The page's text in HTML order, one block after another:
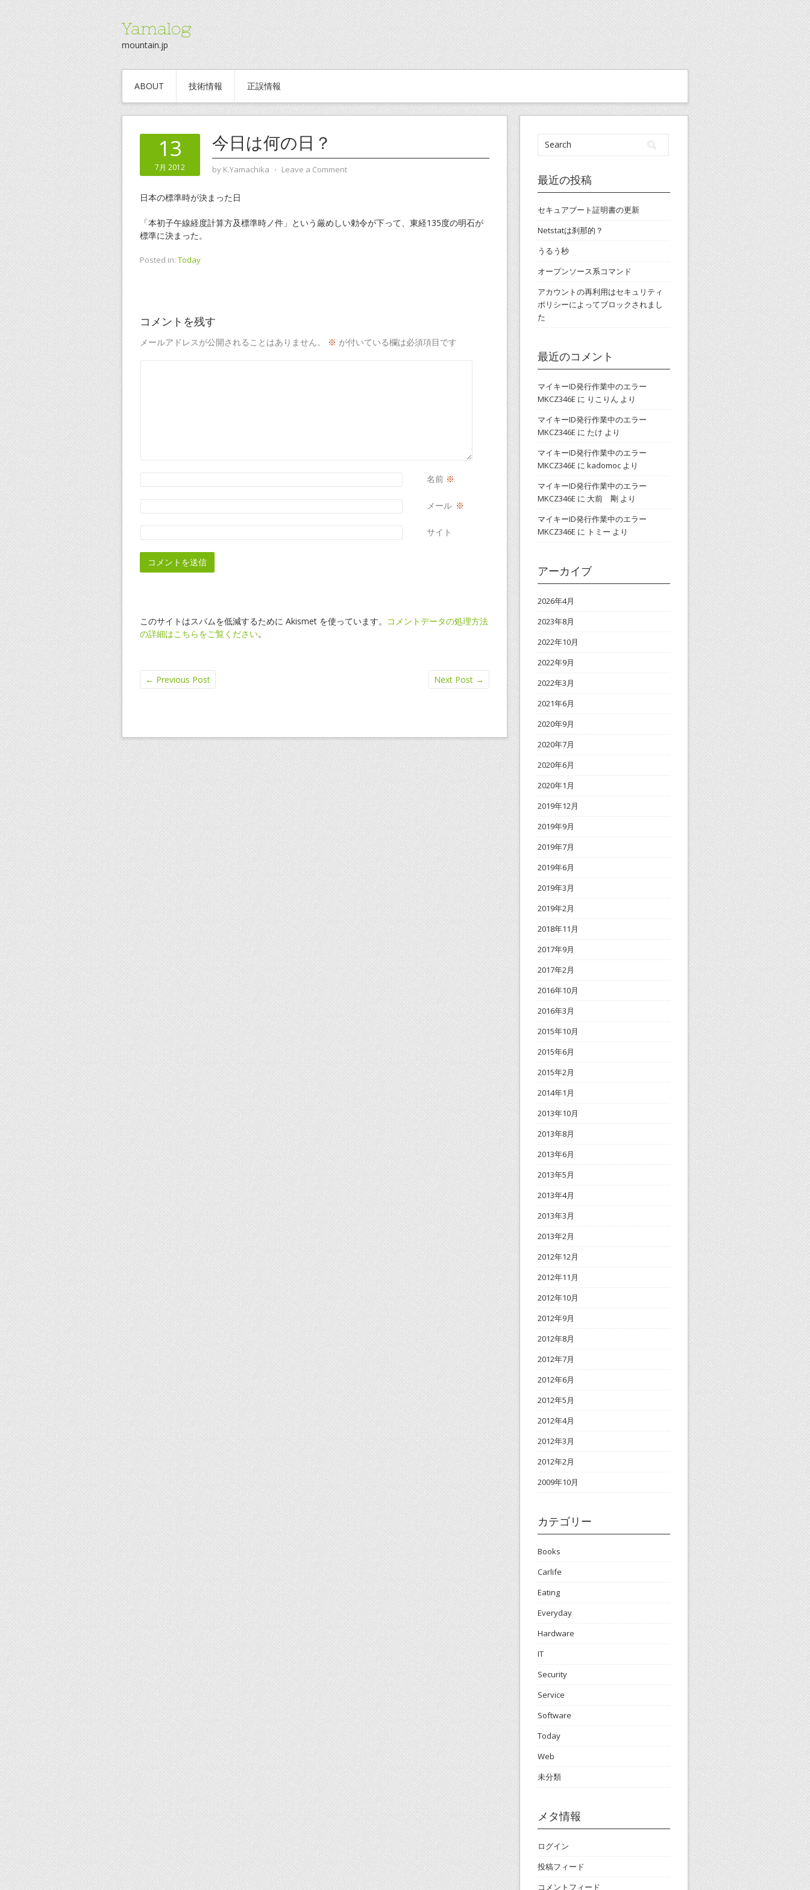
Yamalog
mountain.jp
ABOUT 技術情報 正誤情報
13
7月 2012
今日は何の日？
by K.Yamachika ⋅ Leave a Comment
日本の標準時が決まった日
「本初子午線経度計算方及標準時ノ件」という厳めしい勅令が下って、東経135度の明石が
標準に決まった。
Posted in: Today
コメントを残す
メールアドレスが公開されることはありません。 ※ が付いている欄は必須項目です
名前 ※
メール ※
サイト
このサイトはスパムを低減するために Akismet を使っています。 コメントデータの処理方法
の詳細はこちらをご覧ください。
← Previous Post Next Post →
最近の投稿
セキュアブート証明書の更新
Netstatは刹那的？
うるう秒
オープンソース系コマンド
アカウントの再利用はセキュリティ
ポリシーによってブロックされまし
た
最近のコメント
マイキーID発行作業中のエラー
MKCZ346E に りこりん より
マイキーID発行作業中のエラー
MKCZ346E に たけ より
マイキーID発行作業中のエラー
MKCZ346E に kadomoc より
マイキーID発行作業中のエラー
MKCZ346E に 大前 剛 より
マイキーID発行作業中のエラー
MKCZ346E に トミー より
アーカイブ
2026年4月
2023年8月
2022年10月
2022年9月
2022年3月
2021年6月
2020年9月
2020年7月
2020年6月
2020年1月
2019年12月
2019年9月
2019年7月
2019年6月
2019年3月
2019年2月
2018年11月
2017年9月
2017年2月
2016年10月
2016年3月
2015年10月
2015年6月
2015年2月
2014年1月
2013年10月
2013年8月
2013年6月
2013年5月
2013年4月
2013年3月
2013年2月
2012年12月
2012年11月
2012年10月
2012年9月
2012年8月
2012年7月
2012年6月
2012年5月
2012年4月
2012年3月
2012年2月
2009年10月
カテゴリー
Books
Carlife
Eating
Everyday
Hardware
IT
Security
Service
Software
Today
Web
未分類
メタ情報
ログイン
投稿フィード
コメントフィード